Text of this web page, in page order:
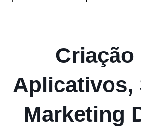
Criação
Aplicativos,
Marketing